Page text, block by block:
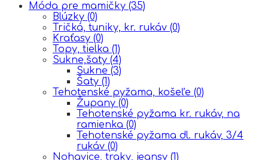
Móda pre mamičky (35)
Blúzky (0)
Tričká, tuniky, kr. rukáv (0)
Kraťasy (0)
Topy, tielka (1)
Sukne,šaty (4)
Sukne (3)
Šaty (1)
Tehotenské pyžama, košeľe (0)
Župany (0)
Tehotenské pyžama kr. rukáv, na
ramienka (0)
Tehotenské pyžama dl. rukáv, 3/4
rukáv (0)
Nohavice, traky, jeansy (1)